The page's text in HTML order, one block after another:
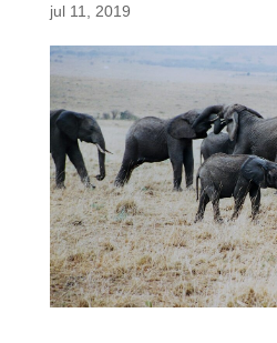
jul 11, 2019